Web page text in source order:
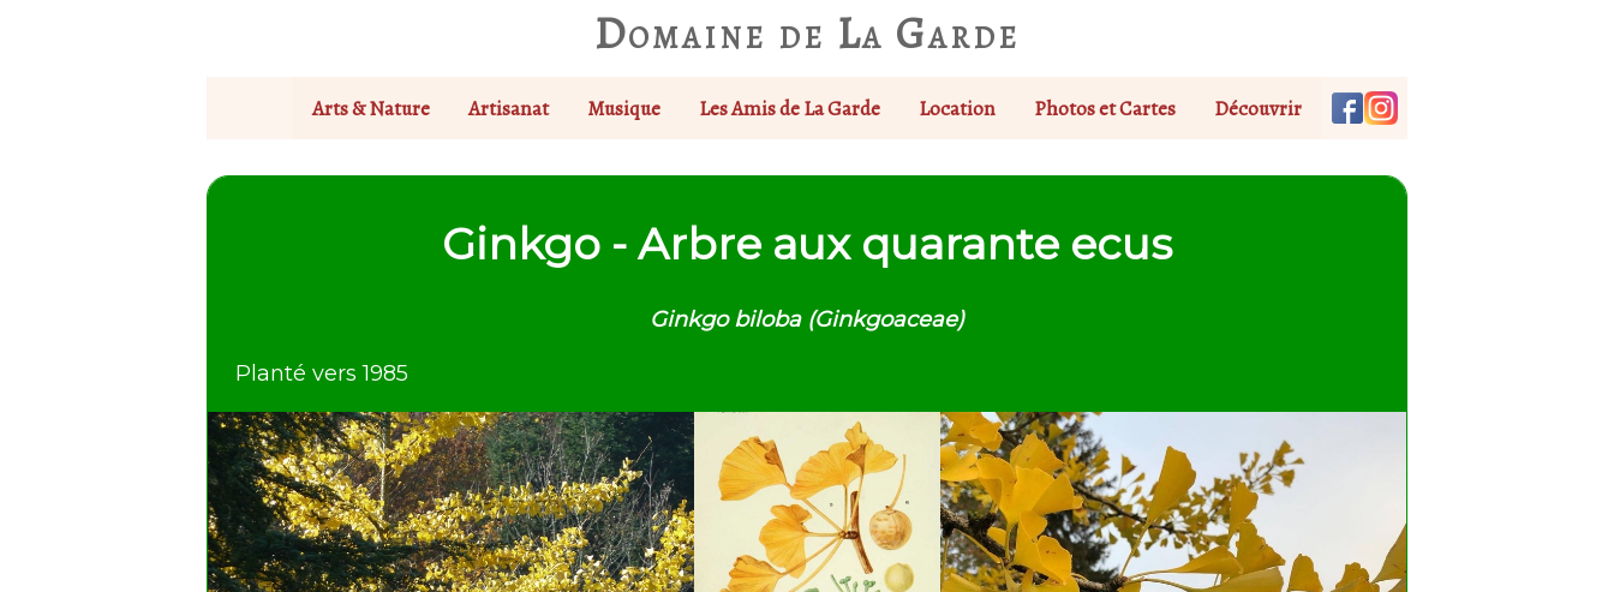
Domaine de La Garde
Arts & Nature Artisanat Musique Les Amis de La Garde Location Photos et Cartes Découvrir
Ginkgo - Arbre aux quarante ecus
Ginkgo biloba (Ginkgoaceae)
Planté vers 1985